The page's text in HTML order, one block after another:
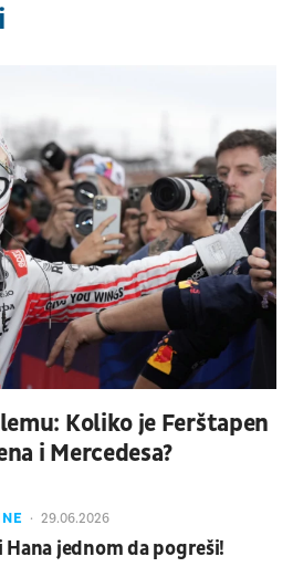
Koliko je Ferštapen
i Mercedesa?
29.06.2026
Hana jednom da pogreši!